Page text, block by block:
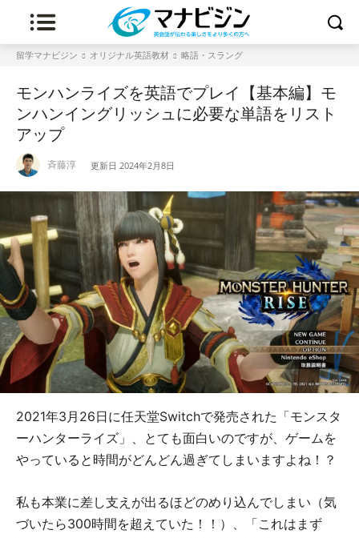
留学マナビジン オリジナル英語教材 略語・スラング
モンハンライズを英語でプレイ【基本編】モ
ンハンイングリッシュに必要な単語をリスト
アップ
斉藤淳 更新日 2024年2月8日
2021年3月26日に任天堂Switchで発売された「モンスタ
ーハンターライズ」、とても面白いのですが、ゲームを
やっていると時間がどんどん過ぎてしまいますよね！？
私も本業に差し支えが出るほどのめり込んでしまい（気
づいたら300時間を超えていた！！）、「これはまず